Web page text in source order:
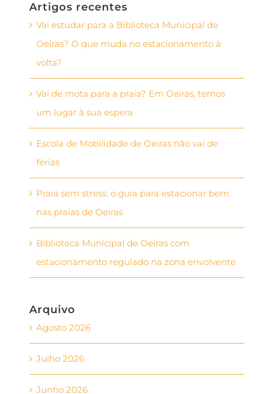
Artigos recentes
Vai estudar para a Biblioteca Municipal de
Oeiras? O que muda no estacionamento à
volta?
Vai de mota para a praia? Em Oeiras, temos
um lugar à sua espera
Escola de Mobilidade de Oeiras não vai de
férias
Praia sem stress: o guia para estacionar bem
nas praias de Oeiras
Biblioteca Municipal de Oeiras com
estacionamento regulado na zona envolvente
Arquivo
Agosto 2026
Julho 2026
Junho 2026